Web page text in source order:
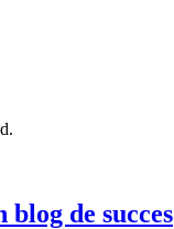
blog de succes